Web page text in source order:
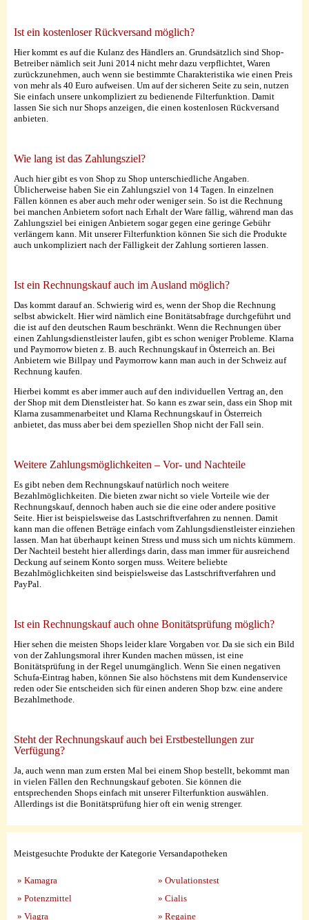
Ist ein kostenloser Rückversand möglich?
Hier kommt es auf die Kulanz des Händlers an. Grundsätzlich sind Shop-
Betreiber nämlich seit Juni 2014 nicht mehr dazu verpflichtet, Waren
zurückzunehmen, auch wenn sie bestimmte Charakteristika wie einen Preis
von mehr als 40 Euro aufweisen. Um auf der sicheren Seite zu sein, nutzen
Sie einfach unsere unkompliziert zu bedienende Filterfunktion. Damit
lassen Sie sich nur Shops anzeigen, die einen kostenlosen Rückversand
anbieten.
Wie lang ist das Zahlungsziel?
Auch hier gibt es von Shop zu Shop unterschiedliche Angaben.
Üblicherweise haben Sie ein Zahlungsziel von 14 Tagen. In einzelnen
Fällen können es aber auch mehr oder weniger sein. So ist die Rechnung
bei manchen Anbietern sofort nach Erhalt der Ware fällig, während man das
Zahlungsziel bei einigen Anbietern sogar gegen eine geringe Gebühr
verlängern kann. Mit unserer Filterfunktion können Sie sich die Produkte
auch unkompliziert nach der Fälligkeit der Zahlung sortieren lassen.
Ist ein Rechnungskauf auch im Ausland möglich?
Das kommt darauf an. Schwierig wird es, wenn der Shop die Rechnung
selbst abwickelt. Hier wird nämlich eine Bonitätsabfrage durchgeführt und
die ist auf den deutschen Raum beschränkt. Wenn die Rechnungen über
einen Zahlungsdienstleister laufen, gibt es schon weniger Probleme. Klarna
und Paymorrow bieten z. B. auch Rechnungskauf in Österreich an. Bei
Anbietern wie Billpay und Paymorrow kann man auch in der Schweiz auf
Rechnung kaufen.
Hierbei kommt es aber immer auch auf den individuellen Vertrag an, den
der Shop mit dem Dienstleister hat. So kann es zwar sein, dass ein Shop mit
Klarna zusammenarbeitet und Klarna Rechnungskauf in Österreich
anbietet, das muss aber bei dem speziellen Shop nicht der Fall sein.
Weitere Zahlungsmöglichkeiten – Vor- und Nachteile
Es gibt neben dem Rechnungskauf natürlich noch weitere
Bezahlmöglichkeiten. Die bieten zwar nicht so viele Vorteile wie der
Rechnungskauf, dennoch haben auch sie die eine oder andere positive
Seite. Hier ist beispielsweise das Lastschriftverfahren zu nennen. Damit
kann man die offenen Beträge einfach vom Zahlungsdienstleister einziehen
lassen. Man hat überhaupt keinen Stress und muss sich um nichts kümmern.
Der Nachteil besteht hier allerdings darin, dass man immer für ausreichend
Deckung auf seinem Konto sorgen muss. Weitere beliebte
Bezahlmöglichkeiten sind beispielsweise das Lastschriftverfahren und
PayPal.
Ist ein Rechnungskauf auch ohne Bonitätsprüfung möglich?
Hier sehen die meisten Shops leider klare Vorgaben vor. Da sie sich ein Bild
von der Zahlungsmoral ihrer Kunden machen müssen, ist eine
Bonitätsprüfung in der Regel unumgänglich. Wenn Sie einen negativen
Schufa-Eintrag haben, können Sie also höchstens mit dem Kundenservice
reden oder Sie entscheiden sich für einen anderen Shop bzw. eine andere
Bezahlmethode.
Steht der Rechnungskauf auch bei Erstbestellungen zur
Verfügung?
Ja, auch wenn man zum ersten Mal bei einem Shop bestellt, bekommt man
in vielen Fällen den Rechnungskauf geboten. Sie können die
entsprechenden Shops einfach mit unserer Filterfunktion auswählen.
Allerdings ist die Bonitätsprüfung hier oft ein wenig strenger.
Meistgesuchte Produkte der Kategorie Versandapotheken
» Kamagra
» Potenzmittel
» Viagra
» Ovulationstest
» Cialis
» Regaine